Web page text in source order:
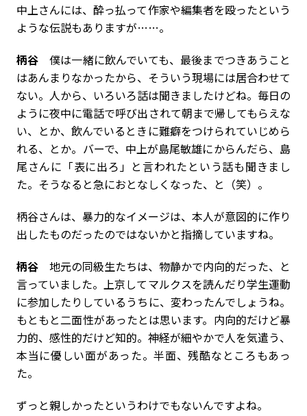
――中上さんには、酔っ払って作家や編集者を殴ったという
ような伝説もありますが……。
柄谷 僕は一緒に飲んでいても、最後までつきあうこと
はあんまりなかったから、そういう現場には居合わせて
ない。人から、いろいろ話は聞きましたけどね。毎日の
ように夜中に電話で呼び出されて朝まで帰してもらえな
い、とか、飲んでいるときに難癖をつけられていじめら
れる、とか。バーで、中上が島尾敏雄にからんだら、島
尾さんに「表に出ろ」と言われたという話も聞きまし
た。そうなると急におとなしくなった、と（笑）。
――柄谷さんは、暴力的なイメージは、本人が意図的に作り
出したものだったのではないかと指摘していますね。
柄谷 地元の同級生たちは、物静かで内向的だった、と
言っていました。上京してマルクスを読んだり学生運動
に参加したりしているうちに、変わったんでしょうね。
もともと二面性があったとは思います。内向的だけど暴
力的、感性的だけど知的。神経が細やかで人を気遣う、
本当に優しい面があった。半面、残酷なところもあっ
た。
――ずっと親しかったというわけでもないんですよね。